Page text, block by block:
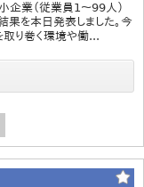
企業（従業員1～99人）
を本日発表しました。今
り巻く環境や働...